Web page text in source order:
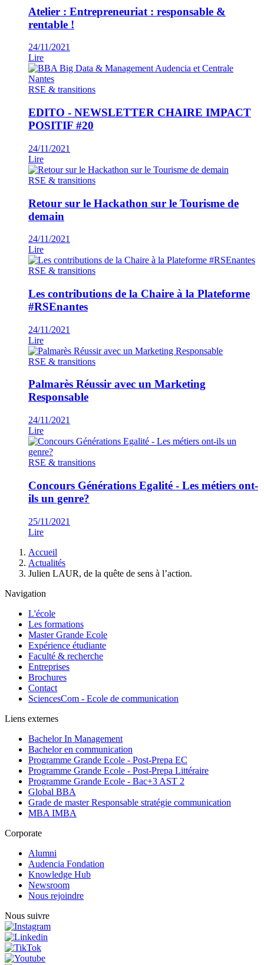
Atelier : Entrepreneuriat : responsable &
rentable !
24/11/2021
Lire
RSE & transitions
EDITO - NEWSLETTER CHAIRE IMPACT
POSITIF #20
24/11/2021
Lire
RSE & transitions
Retour sur le Hackathon sur le Tourisme de
demain
24/11/2021
Lire
RSE & transitions
Les contributions de la Chaire à la Plateforme
#RSEnantes
24/11/2021
Lire
RSE & transitions
Palmarès Réussir avec un Marketing
Responsable
24/11/2021
Lire
RSE & transitions
Concours Générations Egalité - Les métiers ont-
ils un genre?
25/11/2021
Lire
d'Ariane
Accueil
Actualités
Julien LAUR, de la quête de sens à l’action.
Navigation
L'école
Les formations
Master Grande Ecole
Expérience étudiante
Faculté & recherche
Entreprises
Brochures
Contact
SciencesCom - Ecole de communication
Liens externes
Bachelor In Management
Bachelor en communication
Programme Grande Ecole - Post-Prepa EC
Programme Grande Ecole - Post-Prepa Littéraire
Programme Grande Ecole - Bac+3 AST 2
Global BBA
Grade de master Responsable stratégie communication
MBA IMBA
Corporate
Alumni
Audencia Fondation
Knowledge Hub
Newsroom
Nous rejoindre
Nous suivre